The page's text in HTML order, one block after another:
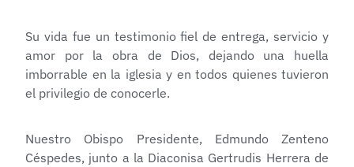
Su vida fue un testimonio fiel de entrega, servicio y
amor por la obra de Dios, dejando una huella
imborrable en la iglesia y en todos quienes tuvieron
el privilegio de conocerle.
Nuestro Obispo Presidente, Edmundo Zenteno
Céspedes, junto a la Diaconisa Gertrudis Herrera de